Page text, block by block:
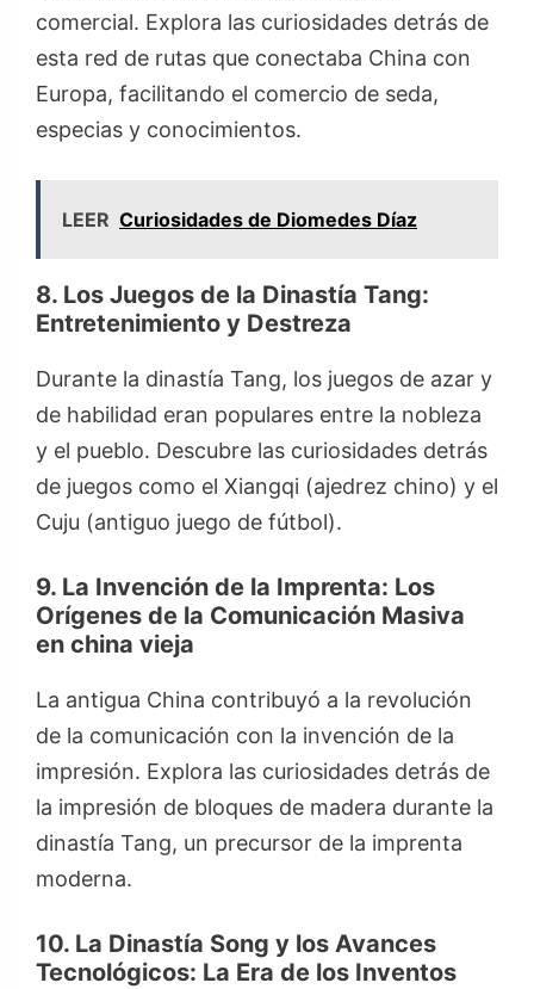
comercial. Explora las curiosidades detrás de
esta red de rutas que conectaba China con
Europa, facilitando el comercio de seda,
especias y conocimientos.
LEER Curiosidades de Diomedes Díaz
8. Los Juegos de la Dinastía Tang:
Entretenimiento y Destreza
Durante la dinastía Tang, los juegos de azar y
de habilidad eran populares entre la nobleza
y el pueblo. Descubre las curiosidades detrás
de juegos como el Xiangqi (ajedrez chino) y el
Cuju (antiguo juego de fútbol).
9. La Invención de la Imprenta: Los
Orígenes de la Comunicación Masiva
en china vieja
La antigua China contribuyó a la revolución
de la comunicación con la invención de la
impresión. Explora las curiosidades detrás de
la impresión de bloques de madera durante la
dinastía Tang, un precursor de la imprenta
moderna.
10. La Dinastía Song y los Avances
Tecnológicos: La Era de los Inventos